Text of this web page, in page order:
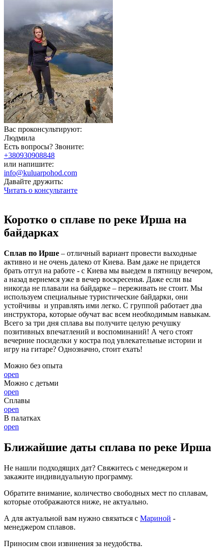
Вас проконсультируют:
Людмила
Есть вопросы? Звоните:
+380930908848
или напишите:
info@kuluarpohod.com
Давайте дружить:
Читать о консультанте
Коротко о сплаве по реке Ирша на
байдарках
Сплав по Ирше – отличный вариант провести выходные
активно и не очень далеко от Киева. Вам даже не придется
брать отгул на работе - с Киева мы выедем в пятницу вечером,
а назад вернемся уже в вечер воскресенья. Даже если вы
никогда не плавали на байдарке – переживать не стоит. Мы
используем специальные туристические байдарки, они
устойчивы и управлять ими легко. С группой работает два
инструктора, которые обучат вас всем необходимым навыкам.
Всего за три дня сплава вы получите целую речушку
позитивных впечатлений и воспоминаний! А чего стоят
вечерние посиделки у костра под увлекательные истории и
игру на гитаре? Однозначно, стоит ехать!
Можно без опыта
open
Можно с детьми
open
Сплавы
open
В палатках
open
Ближайшие даты сплава по реке Ирша
Не нашли подходящих дат? Свяжитесь с менеджером и
закажите индивидуальную программу.
Обратите внимание, количество свободных мест по сплавам,
которые отображаются ниже, не актуально.
А для актуальной вам нужно связаться с Мариной -
менеджером сплавов.
Приносим свои извинения за неудобства.